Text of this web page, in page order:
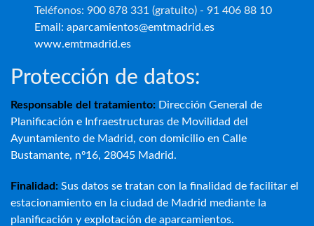
Teléfonos: 900 878 331 (gratuito) - 91 406 88 10
Email: aparcamientos@emtmadrid.es
www.emtmadrid.es
Protección de datos:
Responsable del tratamiento: Dirección General de
Planificación e Infraestructuras de Movilidad del
Ayuntamiento de Madrid, con domicilio en Calle
Bustamante, nº16, 28045 Madrid.
Finalidad: Sus datos se tratan con la finalidad de facilitar el
estacionamiento en la ciudad de Madrid mediante la
planificación y explotación de aparcamientos.